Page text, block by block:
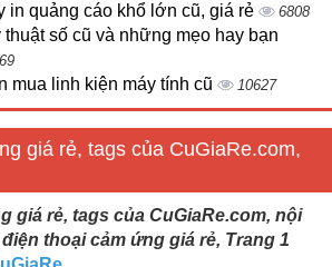
in quảng cáo khổ lớn cũ, giá rẻ 6808
thuật số cũ và những mẹo hay bạn
mua linh kiện máy tính cũ 10627
giá rẻ, tags của CuGiaRe.com,
giá rẻ, tags của CuGiaRe.com, nội
thoại cảm ứng giá rẻ, Trang 1